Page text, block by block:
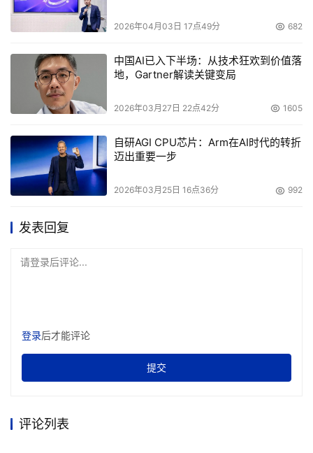
2026年04月03日 17点49分 682
中国AI已入下半场：从技术狂欢到价值落
地，Gartner解读关键变局
2026年03月27日 22点42分 1605
自研AGI CPU芯片：Arm在AI时代的转折
迈出重要一步
2026年03月25日 16点36分 992
发表回复
请登录后评论...
登录后才能评论
提交
评论列表